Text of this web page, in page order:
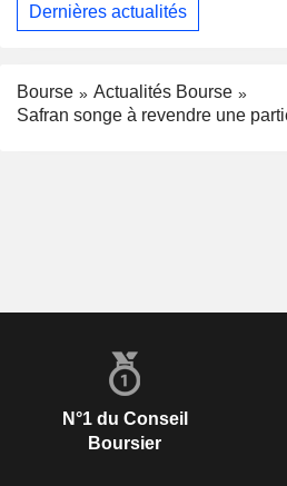
Dernières actualités
Bourse
Actualités Bourse
Safran songe à revendre une
N°1 du Conseil
Boursier